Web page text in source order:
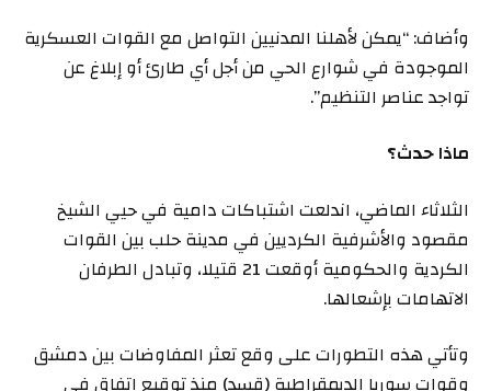
وأضاف: “يمكن لأهلنا المدنيين التواصل مع القوات العسكرية
الموجودة في شوارع الحي من أجل أي طارئ أو إبلاغ عن
تواجد عناصر التنظيم”.
ماذا حدث؟
الثلاثاء الماضي، اندلعت اشتباكات دامية في حيي الشيخ
مقصود والأشرفية الكرديين في مدينة حلب بين القوات
الكردية والحكومية أوقعت 21 قتيلا، وتبادل الطرفان
الاتهامات بإشعالها.
وتأتي هذه التطورات على وقع تعثر المفاوضات بين دمشق